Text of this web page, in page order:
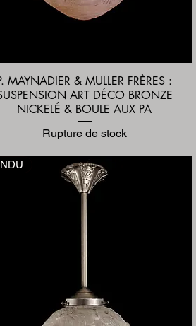
Aperçu rapide
MAYNADIER & MULLER FRÈRES :
ART DÉCO BRONZE
NICKELÉ & BOULE AUX PA
Rupture de stock